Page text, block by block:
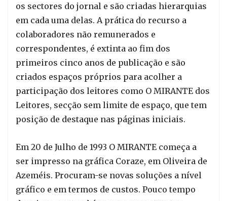
os sectores do jornal e são criadas hierarquias
em cada uma delas. A prática do recurso a
colaboradores não remunerados e
correspondentes, é extinta ao fim dos
primeiros cinco anos de publicação e são
criados espaços próprios para acolher a
participação dos leitores como O MIRANTE dos
Leitores, secção sem limite de espaço, que tem
posição de destaque nas páginas iniciais.
Em 20 de Julho de 1993 O MIRANTE começa a
ser impresso na gráfica Coraze, em Oliveira de
Azeméis. Procuram-se novas soluções a nível
gráfico e em termos de custos. Pouco tempo